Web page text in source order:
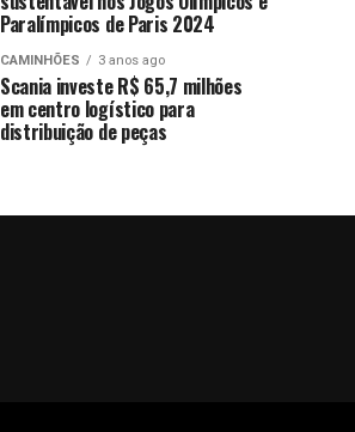
Paralímpicos de Paris 2024
CAMINHÕES 3 anos ago
Scania investe R$ 65,7 milhões
em centro logístico para
distribuição de peças